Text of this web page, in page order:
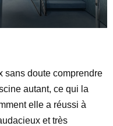
sans doute comprendre
autant, ce qui la
elle a réussi à
et très